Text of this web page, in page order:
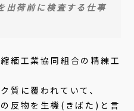
出荷前に検査する仕事
緬工業協同組合の精練工
質に覆われていて、
反物を生機(きばた)と言